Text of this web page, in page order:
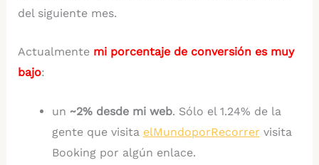
del siguiente mes.
Actualmente mi porcentaje de conversión es muy
bajo:
un ~2% desde mi web. Sólo el 1.24% de la
gente que visita elMundoporRecorrer visita
Booking por algún enlace.